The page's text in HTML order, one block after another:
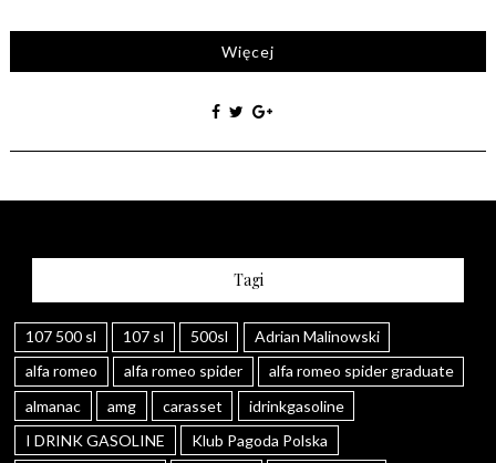
Więcej
Tagi
107 500 sl 107 sl 500sl
Adrian Malinowski
alfa romeo
alfa romeo spider
alfa romeo spider graduate
almanac
amg carasset
idrinkgasoline
I DRINK GASOLINE
Klub Pagoda Polska